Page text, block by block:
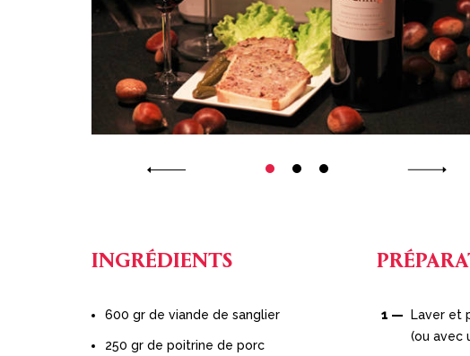
INGRÉDIENTS
600 gr de viande de sanglier
250 gr de poitrine de porc
Laver et
(ou avec